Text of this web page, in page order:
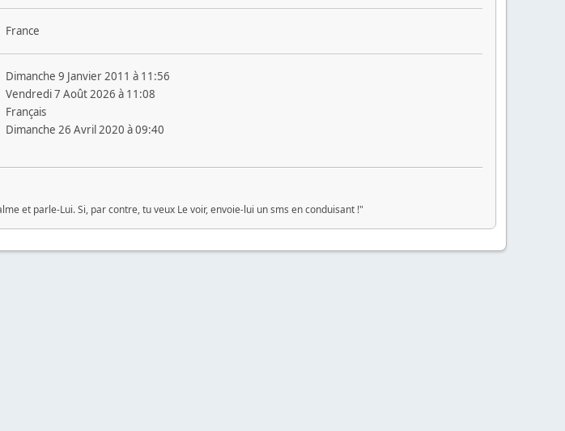
France
Dimanche 9 Janvier 2011 à 11:56
Vendredi 7 Août 2026 à 11:08
Français
Dimanche 26 Avril 2020 à 09:40
et parle-Lui. Si, par contre, tu veux Le voir, envoie-lui un sms en conduisant !"